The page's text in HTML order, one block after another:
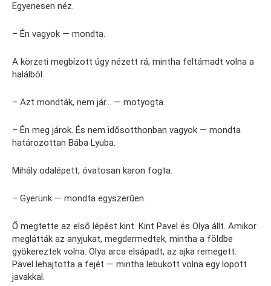
Egyenesen néz.
– Én vagyok — mondta.
A körzeti megbízott úgy nézett rá, mintha feltámadt volna a
halálból.
– Azt mondták, nem jár… — motyogta.
– Én meg járok. És nem idősotthonban vagyok — mondta
határozottan Bába Lyuba.
Mihály odalépett, óvatosan karon fogta.
– Gyerünk — mondta egyszerűen.
Ő megtette az első lépést kint. Kint Pavel és Olya állt. Amikor
meglátták az anyjukat, megdermedtek, mintha a földbe
gyökereztek volna. Olya arca elsápadt, az ajka remegett.
Pavel lehajtotta a fejét — mintha lebukott volna egy lopott
javakkal.